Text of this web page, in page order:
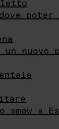
letto
poter
un nuovo
a